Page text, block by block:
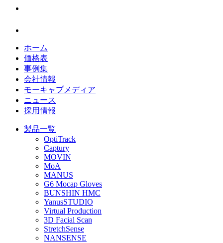
ホーム
価格表
事例集
会社情報
モーキャプメディア
ニュース
採用情報
製品一覧
OptiTrack
Captury
MOVIN
MoA
MANUS
G6 Mocap Gloves
BUNSHIN HMC
YanusSTUDIO
Virtual Production
3D Facial Scan
StretchSense
NANSENSE